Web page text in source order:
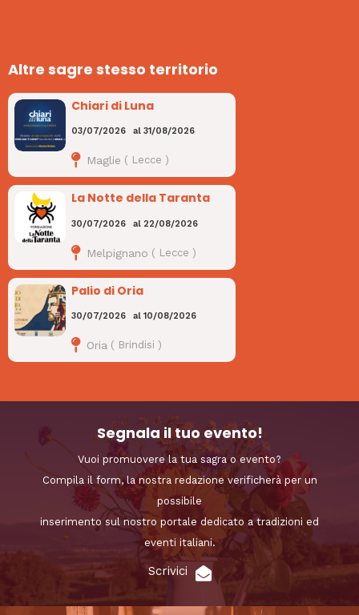
Altre sagre stesso territorio
Chiari di Luna
03/07/2026 al31/08/2026
Maglie ( Lecce )
La Notte della Taranta
30/07/2026 al 22/08/2026
Melpignano ( Lecce )
Palio di Oria
30/07/2026 al10/08/2026
Oria ( Brindisi )
Segnala il tuo evento!
Vuoi promuovere la tua sagra o evento?
Compila il form, la nostra redazione verificherà per un
possibile
inserimento sul nostro portale dedicato a tradizioni ed
eventi italiani.
Scrivici